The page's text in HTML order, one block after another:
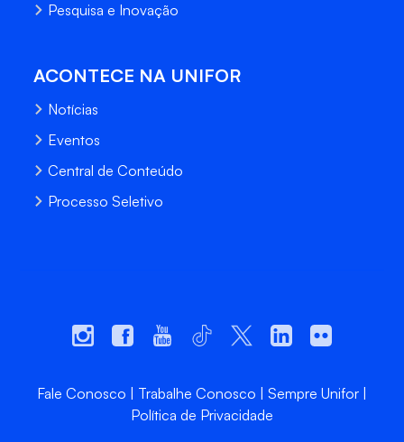
Pesquisa e Inovação
ACONTECE NA UNIFOR
Notícias
Eventos
Central de Conteúdo
Processo Seletivo
Fale Conosco Trabalhe Conosco
Sempre Unifor
Política de Privacidade